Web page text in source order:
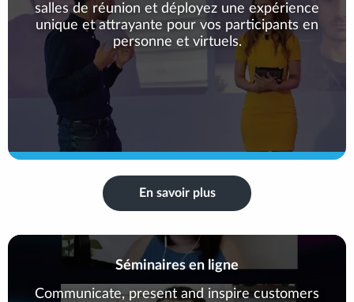
salles de réunion et déployez une expérience
unique et attrayante pour vos participants en
personne et virtuels.
En savoir plus
Séminaires en ligne
Communicate, present and inspire customers